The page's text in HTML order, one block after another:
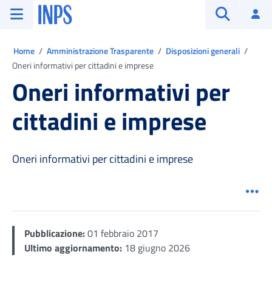
Vai al menu principale
Vai al contenuto principale
Vai al pie' di pagina
INPS ()
Home Amministrazione Trasparente
Disposizioni generali
Oneri informativi per cittadini e imprese
Oneri informativi per
cittadini e imprese
Oneri informativi per cittadini e imprese
Pubblicazione:01 febbraio 2017
Ultimo aggiornamento: 18 giugno 2026